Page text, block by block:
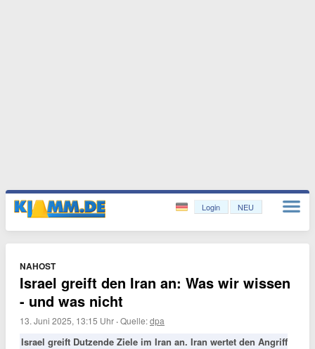
Login NEU
NAHOST
Israel greift den Iran an: Was wir wissen
- und was nicht
13. Juni 2025, 13:15 Uhr ·Quelle:dpa
Israel greift Dutzende Ziele im Iran an. Iran wertet den Angriff